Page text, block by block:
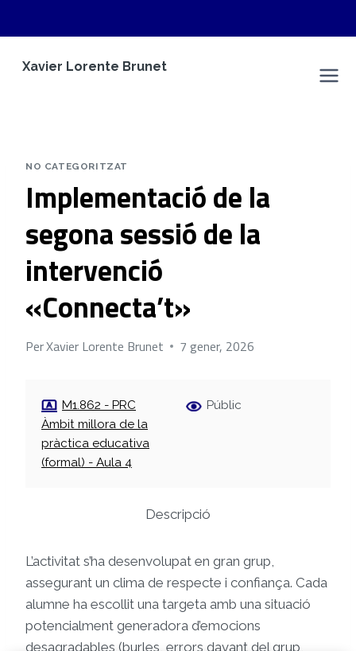
Xavier Lorente Brunet
NO CATEGORITZAT
Implementació de la
segona sessió de la
intervenció
«Connecta’t»
PerXavier Lorente Brunet 7 gener, 2026
M1.862 - PRC
Àmbit millora de la
pràctica educativa
(formal) - Aula 4
Públic
Descripció
L’activitat s’ha desenvolupat en gran grup,
assegurant un clima de respecte i confiança. Cada
alumne ha escollit una targeta amb una situació
potencialment generadora d’emocions
desagradables (burles, errors davant del grup,